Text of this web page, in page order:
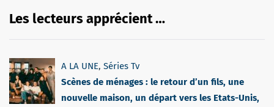
Les lecteurs apprécient …
A LA UNE, Séries Tv
Scènes de ménages : le retour d’un fils, une
nouvelle maison, un départ vers les Etats-Unis,